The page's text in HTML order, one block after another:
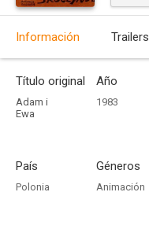
Información Trailers
Título original
Adam i
Ewa
Año
1983
País
Polonia
Géneros
Animación